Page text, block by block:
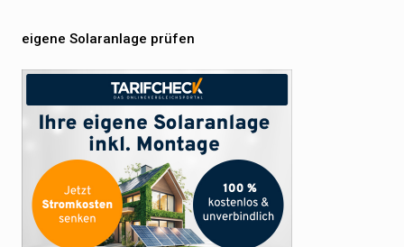
eigene Solaranlage prüfen